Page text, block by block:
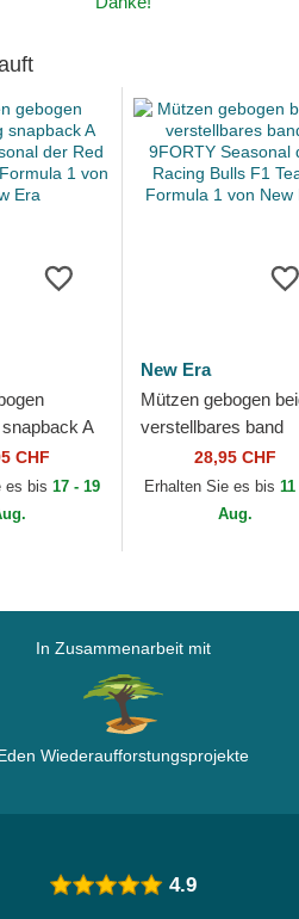
A
der
New Era
CHF
es bis17 - 19
New Era
Mützen gebogen
verstellbares band
9FORTY Seasonal
Racing Bulls F1
Formula 1 von...
28,95 CHF
Erhalten Sie es bis
Aug.
In Zusammenarbeit mit
Wiederaufforstungsprojekte
4.9